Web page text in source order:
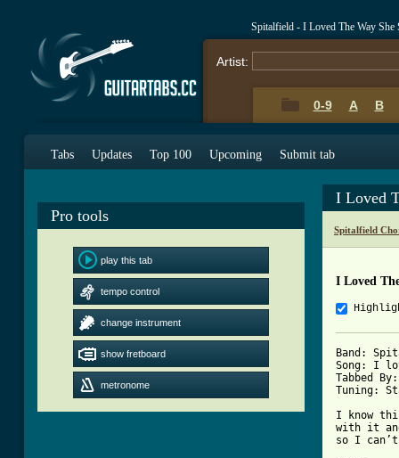
Spitalfield - I Loved The Way She
Artist:
0-9 A B
Tabs Updates Top 100 Upcoming Submit tab
Pro tools
play this tab
tempo control
change instrument
show fretboard
metronome
I Loved
Spitalfield
I Loved
Band:
Song: I
Tabbed
Tuning:
I know
with it
so I